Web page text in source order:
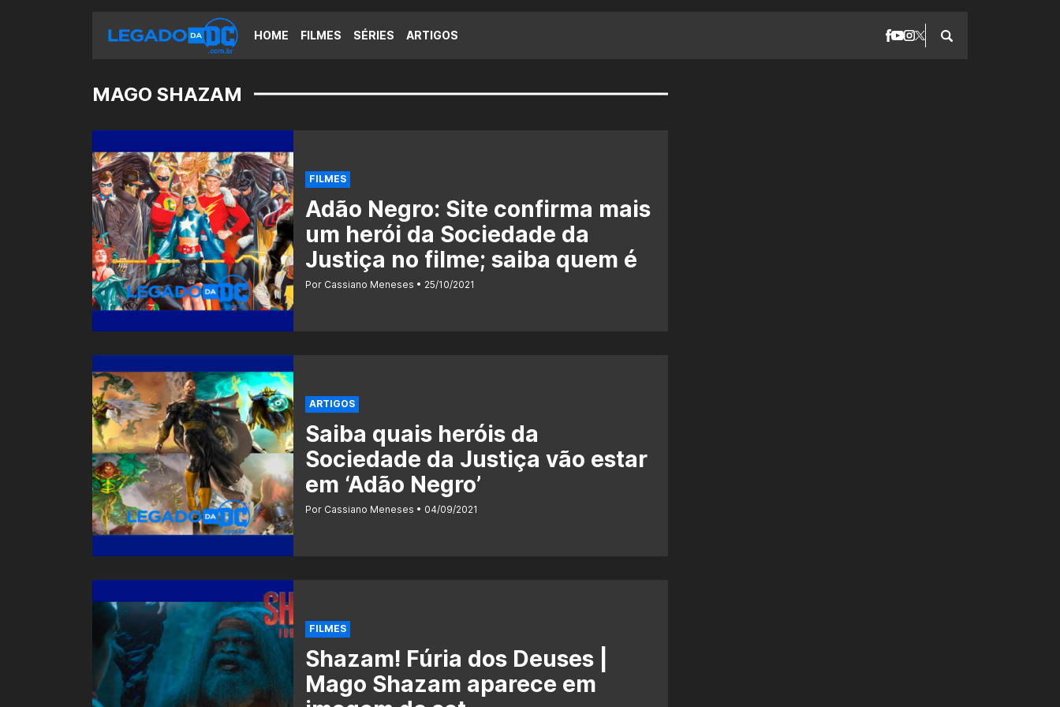
HOME FILMES SÉRIES ARTIGOS
MAGO SHAZAM
FILMES
Adão Negro: Site confirma mais
um herói da Sociedade da
Justiça no filme; saiba quem é
Por Cassiano Meneses 25/10/2021
ARTIGOS
Saiba quais heróis da
Sociedade da Justiça vão estar
em ‘Adão Negro’
Por Cassiano Meneses 04/09/2021
FILMES
Shazam! Fúria dos Deuses |
Mago Shazam aparece em